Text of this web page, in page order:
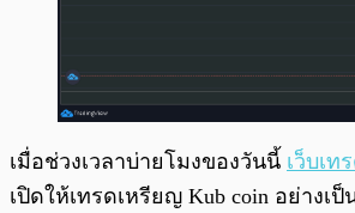
เมื่อช่วงเวลาบ่ายโมงของวันนี้ เว็บเท
เปิดให้เทรดเหรียญ Kub coin อย่างเ